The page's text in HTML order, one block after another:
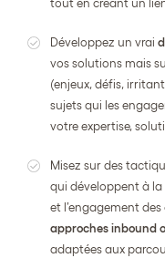
tout en créant un
Développez un vrai
vos solutions mais
(enjeux, défis,
sujets qui les
votre expertise,
Misez sur des
qui développent à la
et l’engagement
approches inbound
adaptées aux